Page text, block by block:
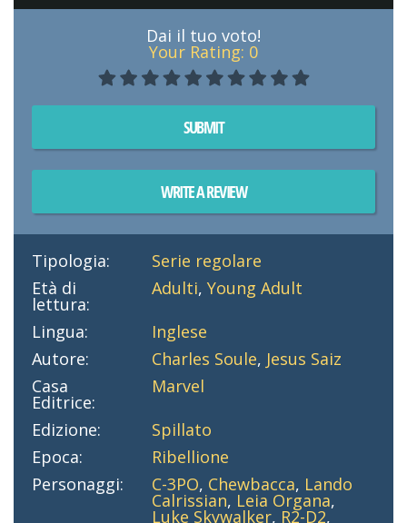
Dai il tuo voto!
Your Rating: 0
SUBMIT
WRITE A REVIEW
Tipologia:
Serie regolare
Età di
lettura:
Adulti,Young Adult
Lingua:
Inglese
Autore:
Charles Soule, Jesus Saiz
Casa
Editrice:
Marvel
Edizione:
Spillato
Epoca:
Ribellione
Personaggi:
C-3PO, Chewbacca, Lando
Calrissian, Leia Organa,
Luke Skywalker, R2-D2,